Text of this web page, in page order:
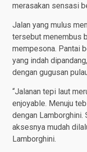
merasakan sensasi
Jalan yang mulus
tersebut menembus
mempesona. Pantai
yang indah
dengan gugusan
“Jalanan tepi laut
enjoyable. Menuju
dengan Lamborghini.
aksesnya mudah
Lamborghini.